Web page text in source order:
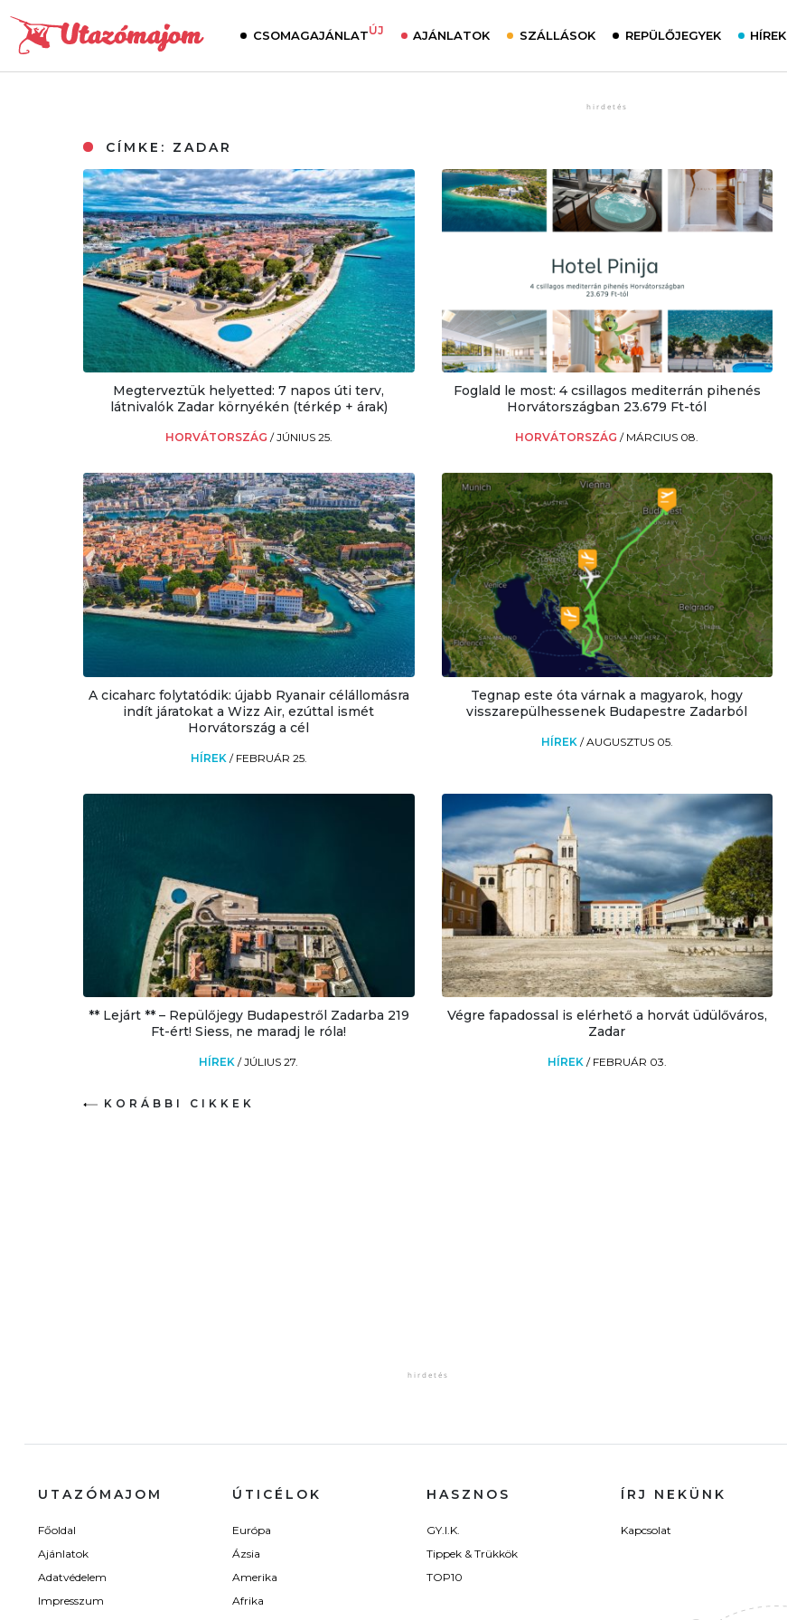
CSOMAGAJÁNLATÚJ AJÁNLATOK SZÁLLÁSOK REPÜLŐJEGYEK HÍREK
CÍMKE: ZADAR
Megterveztük helyetted: 7 napos úti terv,
látnivalók Zadar környékén (térkép + árak)
HORVÁTORSZÁG /JÚNIUS 25.
Foglald le most: 4 csillagos mediterrán pihenés
Horvátországban 23.679 Ft-tól
HORVÁTORSZÁG/ MÁRCIUS 08.
A cicaharc folytatódik: újabb Ryanair célállomásra
indít járatokat a Wizz Air, ezúttal ismét
Horvátország a cél
HÍREK / FEBRUÁR 25.
Tegnap este óta várnak a magyarok, hogy
visszarepülhessenek Budapestre Zadarból
HÍREK /AUGUSZTUS 05.
** Lejárt ** – Repülőjegy Budapestről Zadarba 219
Ft-ért! Siess, ne maradj le róla!
HÍREK/JÚLIUS 27.
Végre fapadossal is elérhető a horvát üdülőváros,
Zadar
HÍREK / FEBRUÁR 03.
KORÁBBI CIKKEK
UTAZÓMAJOM
Főoldal
Ajánlatok
Adatvédelem
Impresszum
ÚTICÉLOK
Európa
Ázsia
Amerika
Afrika
HASZNOS
GY.I.K.
Tippek & Trükkök
TOP10
ÍRJ NEKÜNK
Kapcsolat